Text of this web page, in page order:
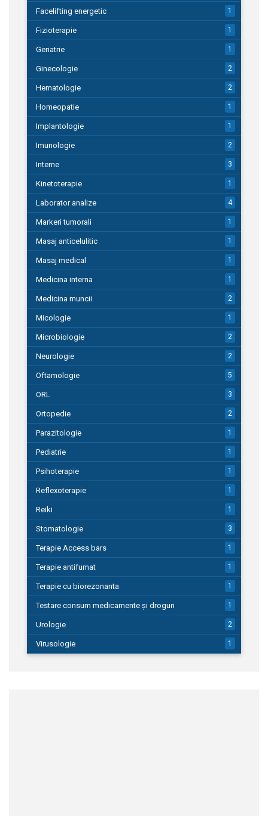
Facelifting energetic 1
Fizioterapie 1
Geriatrie 1
Ginecologie 2
Hematologie 2
Homeopatie 1
Implantologie 1
Imunologie 2
Interne 3
Kinetoterapie 1
Laborator analize 4
Markeri tumorali 1
Masaj anticelulitic 1
Masaj medical 1
Medicina interna 1
Medicina muncii 2
Micologie 1
Microbiologie 2
Neurologie 2
Oftamologie 5
ORL 3
Ortopedie 2
Parazitologie 1
Pediatrie 1
Psihoterapie 1
Reflexoterapie 1
Reiki 1
Stomatologie 3
Terapie Access bars 1
Terapie antifumat 1
Terapie cu biorezonanta 1
Testare consum medicamente și droguri 1
Urologie 2
Virusologie 1